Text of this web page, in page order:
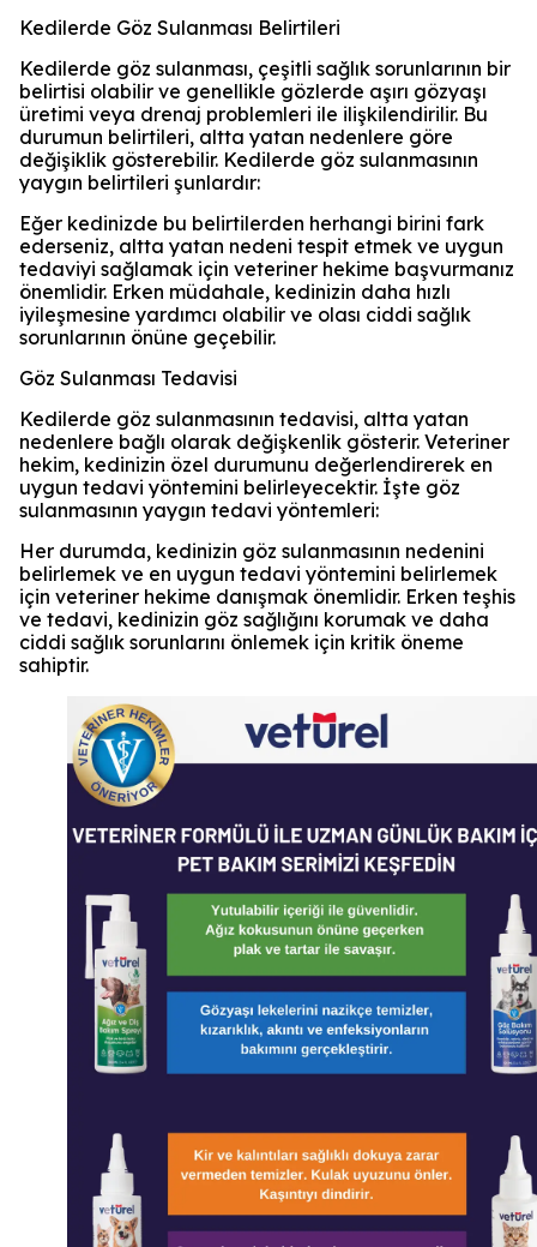
Kedilerde Göz Sulanması Belirtileri
Kedilerde göz sulanması, çeşitli sağlık sorunlarının bir
belirtisi olabilir ve genellikle gözlerde aşırı gözyaşı
üretimi veya drenaj problemleri ile ilişkilendirilir. Bu
durumun belirtileri, altta yatan nedenlere göre
değişiklik gösterebilir. Kedilerde göz sulanmasının
yaygın belirtileri şunlardır:
Eğer kedinizde bu belirtilerden herhangi birini fark
ederseniz, altta yatan nedeni tespit etmek ve uygun
tedaviyi sağlamak için veteriner hekime başvurmanız
önemlidir. Erken müdahale, kedinizin daha hızlı
iyileşmesine yardımcı olabilir ve olası ciddi sağlık
sorunlarının önüne geçebilir.
Göz Sulanması Tedavisi
Kedilerde göz sulanmasının tedavisi, altta yatan
nedenlere bağlı olarak değişkenlik gösterir. Veteriner
hekim, kedinizin özel durumunu değerlendirerek en
uygun tedavi yöntemini belirleyecektir. İşte göz
sulanmasının yaygın tedavi yöntemleri:
Her durumda, kedinizin göz sulanmasının nedenini
belirlemek ve en uygun tedavi yöntemini belirlemek
için veteriner hekime danışmak önemlidir. Erken teşhis
ve tedavi, kedinizin göz sağlığını korumak ve daha
ciddi sağlık sorunlarını önlemek için kritik öneme
sahiptir.